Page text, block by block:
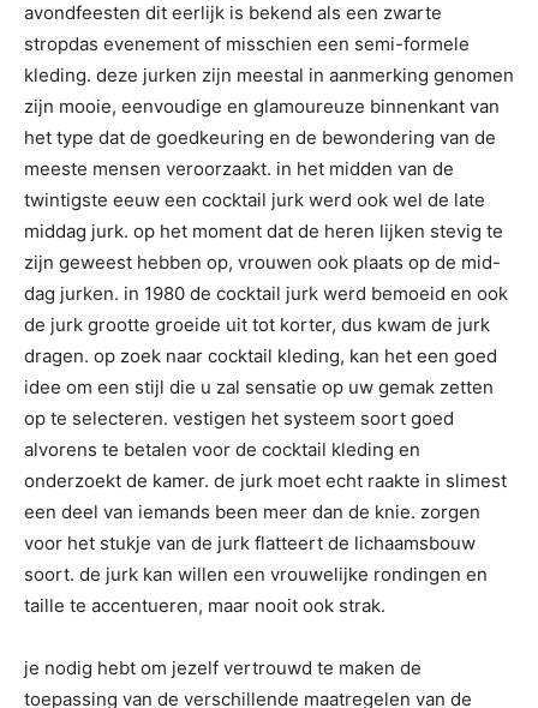
avondfeesten dit eerlijk is bekend als een zwarte
stropdas evenement of misschien een semi-formele
kleding. deze jurken zijn meestal in aanmerking genomen
zijn mooie, eenvoudige en glamoureuze binnenkant van
het type dat de goedkeuring en de bewondering van de
meeste mensen veroorzaakt. in het midden van de
twintigste eeuw een cocktail jurk werd ook wel de late
middag jurk. op het moment dat de heren lijken stevig te
zijn geweest hebben op, vrouwen ook plaats op de mid-
dag jurken. in 1980 de cocktail jurk werd bemoeid en ook
de jurk grootte groeide uit tot korter, dus kwam de jurk
dragen. op zoek naar cocktail kleding, kan het een goed
idee om een stijl die u zal sensatie op uw gemak zetten
op te selecteren. vestigen het systeem soort goed
alvorens te betalen voor de cocktail kleding en
onderzoekt de kamer. de jurk moet echt raakte in slimest
een deel van iemands been meer dan de knie. zorgen
voor het stukje van de jurk flatteert de lichaamsbouw
soort. de jurk kan willen een vrouwelijke rondingen en
taille te accentueren, maar nooit ook strak.
je nodig hebt om jezelf vertrouwd te maken de
toepassing van de verschillende maatregelen van de